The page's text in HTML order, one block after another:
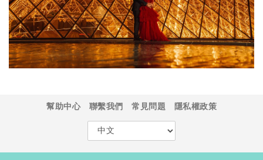
幫助中心 聯繫我們 常見問題 隱私權政策